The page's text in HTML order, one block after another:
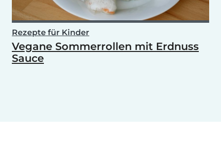
Rezepte für Kinder
Vegane Sommerrollen mit Erdnuss
Sauce